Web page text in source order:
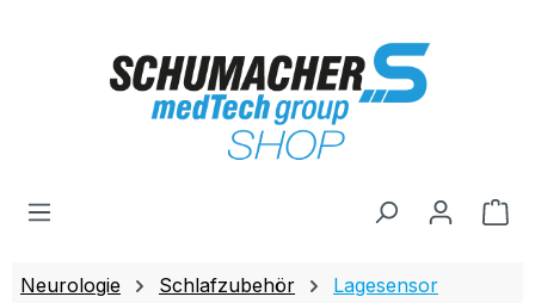
Neurologie Schlafzubehör Lagesensor